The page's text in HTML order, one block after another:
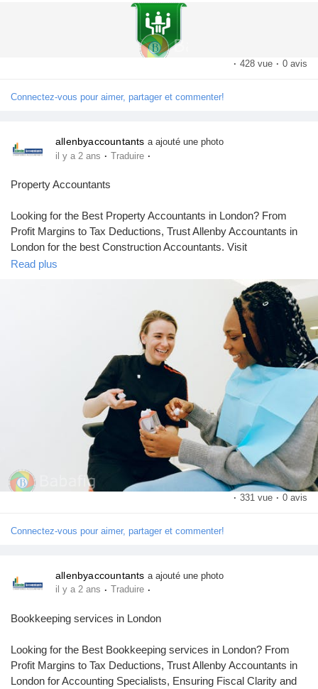
· 428 vue · 0 avis
Connectez-vous pour aimer, partager et commenter!
allenbyaccountants a ajouté une photo
il y a 2 ans · Traduire ·
Property Accountants
Looking for the Best Property Accountants in London? From
Profit Margins to Tax Deductions, Trust Allenby Accountants in
London for the best Construction Accountants. Visit
https://www.allenbyaccountants.co.uk/sectors/property-
more information.
Read plus
· 331 vue · 0 avis
Connectez-vous pour aimer, partager et commenter!
allenbyaccountants a ajouté une photo
il y a 2 ans · Traduire ·
Bookkeeping services in London
Looking for the Best Bookkeeping services in London? From
Profit Margins to Tax Deductions, Trust Allenby Accountants in
London for Accounting Specialists, Ensuring Fiscal Clarity and